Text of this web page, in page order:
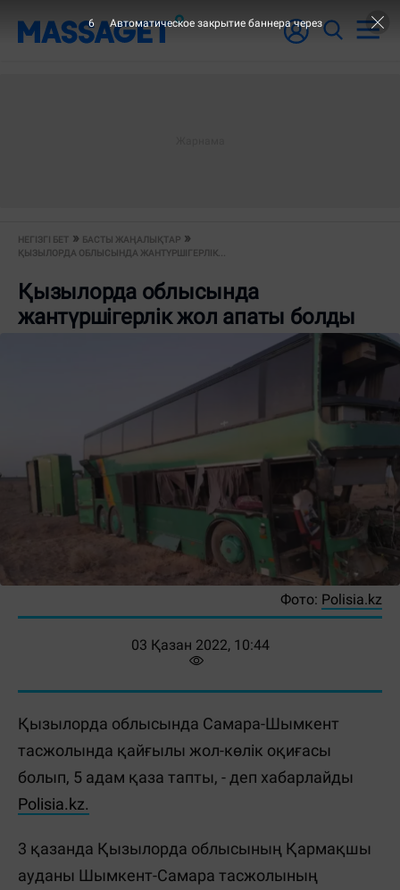
НЕГІЗГІ БЕТ
БАСТЫ ЖАҢАЛЫҚТАР
ҚЫЗЫЛОРДА ОБЛЫСЫНДА ЖАНТҮРШІГЕРЛІК...
Қызылорда облысында
жантүршігерлік жол апаты болды
Фото: Polisia.kz
03 Қазан 2022, 10:44
Қызылорда облысында Самара-Шымкент
тасжолында қайғылы жол-көлік оқиғасы
болып, 5 адам қаза тапты, - деп хабарлайды
Polisia.kz.
3 қазанда Қызылорда облысының Қармақшы
ауданы Шымкент-Самара тасжолының
6 Автоматическое закрытие баннера через